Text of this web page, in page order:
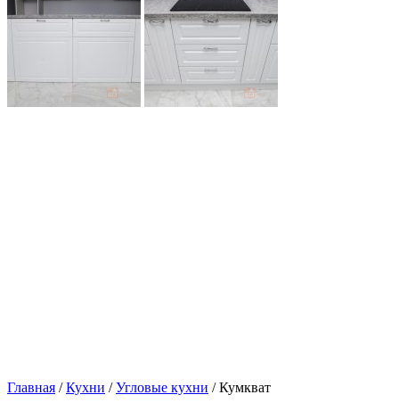
Главная /Кухни /Угловые кухни / Кумкват